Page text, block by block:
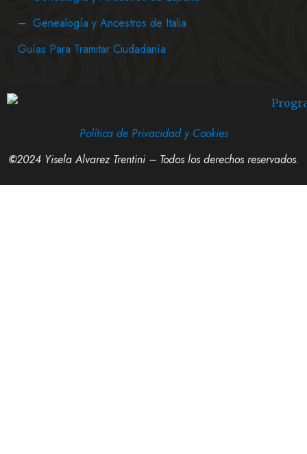
– Genealogía y Ancestros de Italia
Guías Para Tramitar Ciudadanía
Política de Privacidad y Cookies
©2024 Yisela Alvarez Trentini – Todos los derechos reservados.